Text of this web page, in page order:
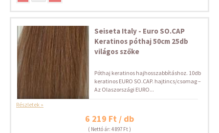
Seiseta Italy - Euro SO.CAP
Keratinos póthaj 50cm 25db
világos szőke
Póthaj keratinos hajhosszabbításhoz. 10db
keratinos EURO SO.CAP. hajtincs/csomag –
Az Olaszországi EURO...
Részletek »
6 219 Ft / db
( Nettó ár: 4 897 Ft )